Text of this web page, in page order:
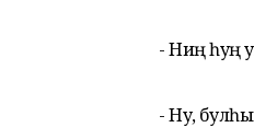
- Ниңә һуң
-Ну,